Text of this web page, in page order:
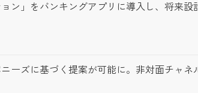
ン」をバンキングアプリに導入し、将来設
ーズに基づく提案が可能に。非対面チャネ